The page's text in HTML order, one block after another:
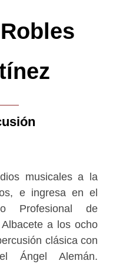
musicales a la
e ingresa en el
Profesional de
a los ocho
clásica con
Ángel Alemán.